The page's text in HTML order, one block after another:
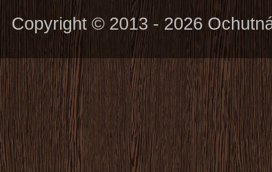
Copyright © 2013 - 2026